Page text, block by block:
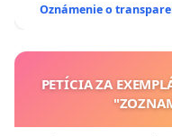
Oznámenie o
PETÍCIA ZA